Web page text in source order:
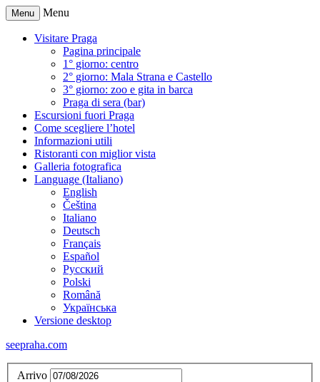
Menu Menu
Visitare Praga
Pagina principale
1° giorno: centro
2° giorno: Mala Strana e Castello
3° giorno: zoo e gita in barca
Praga di sera (bar)
Escursioni fuori Praga
Come scegliere l’hotel
Informazioni utili
Ristoranti con miglior vista
Galleria fotografica
Language (Italiano)
English
Čeština
Italiano
Deutsch
Français
Español
Русский
Polski
Română
Українська
Versione desktop
seepraha.com
Arrivo